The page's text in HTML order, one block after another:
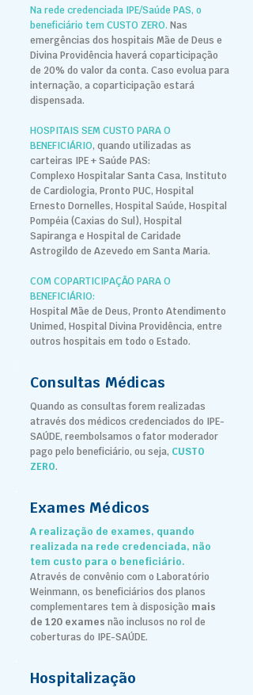
Na rede credenciada IPE/Saúde PAS, o
beneficiário tem CUSTO ZERO. Nas
emergências dos hospitais Mãe de Deus e
Divina Providência haverá coparticipação
de 20% do valor da conta. Caso evolua para
internação, a coparticipação estará
dispensada.
HOSPITAIS SEM CUSTO PARA O
BENEFICIÁRIO, quando utilizadas as
carteiras IPE + Saúde PAS:
Complexo Hospitalar Santa Casa, Instituto
de Cardiologia, Pronto PUC, Hospital
Ernesto Dornelles, Hospital Saúde, Hospital
Pompéia (Caxias do Sul), Hospital
Sapiranga e Hospital de Caridade
Astrogildo de Azevedo em Santa Maria.
COM COPARTICIPAÇÃO PARA O
BENEFICIÁRIO:
Hospital Mãe de Deus, Pronto Atendimento
Unimed, Hospital Divina Providência, entre
outros hospitais em todo o Estado.
Consultas Médicas
Quando as consultas forem realizadas
através dos médicos credenciados do IPE-
SAÚDE, reembolsamos o fator moderador
pago pelo beneficiário, ou seja, CUSTO
ZERO.
Exames Médicos
A realização de exames, quando
realizada na rede credenciada, não
tem custo para o beneficiário.
Através de convênio com o Laboratório
Weinmann, os beneficiários dos planos
complementares tem à disposição mais
de 120 exames não inclusos no rol de
coberturas do IPE-SAÚDE.
Hospitalização